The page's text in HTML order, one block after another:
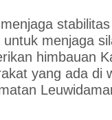
menjaga
himbauan
yang ada di